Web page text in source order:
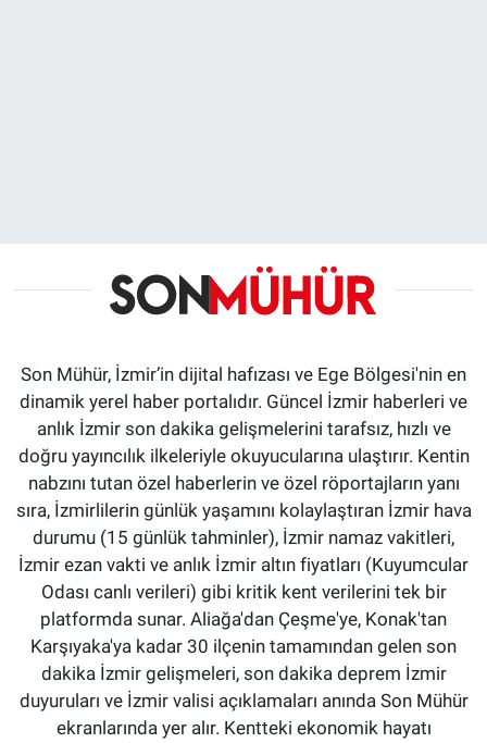
Son Mühür, İzmir’in dijital hafızası ve Ege Bölgesi'nin en
dinamik yerel haber portalıdır. Güncel İzmir haberleri ve
anlık İzmir son dakika gelişmelerini tarafsız, hızlı ve
doğru yayıncılık ilkeleriyle okuyucularına ulaştırır. Kentin
nabzını tutan özel haberlerin ve özel röportajların yanı
sıra, İzmirlilerin günlük yaşamını kolaylaştıran İzmir hava
durumu (15 günlük tahminler), İzmir namaz vakitleri,
İzmir ezan vakti ve anlık İzmir altın fiyatları (Kuyumcular
Odası canlı verileri) gibi kritik kent verilerini tek bir
platformda sunar. Aliağa'dan Çeşme'ye, Konak'tan
Karşıyaka'ya kadar 30 ilçenin tamamından gelen son
dakika İzmir gelişmeleri, son dakika deprem İzmir
duyuruları ve İzmir valisi açıklamaları anında Son Mühür
ekranlarında yer alır. Kentteki ekonomik hayatı